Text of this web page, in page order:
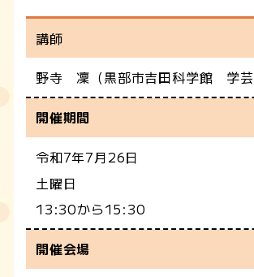
講師
野寺 凜（黒部市吉田科学館 学芸
開催期間
令和7年7月26日
土曜日
13:30から15:30
開催会場